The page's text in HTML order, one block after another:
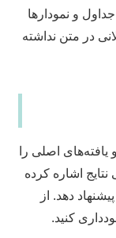
و نمودارها
در متن نداشته
اصلی را
اشاره کرده
دهد. از
کنید.